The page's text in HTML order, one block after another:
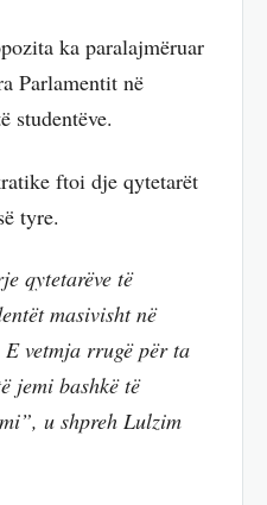
ka paralajmëruar
Parlamentit në
studentëve.
ftoi dje qytetarët
tyre.
qytetarëve të
masivisht në
vetmja rrugë për ta
jemi bashkë të
u shpreh Lulzim